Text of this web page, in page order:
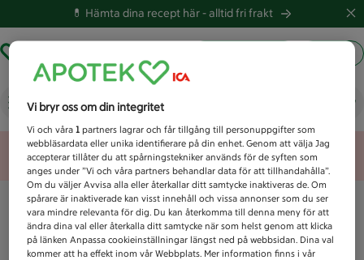
💊 Hämta dina recept här -alltid fri frakt
Vad letar du efter idag?
Unknown error
Vi bryr oss om din integritet
Vi och våra1 partners lagrar och får tillgång till personuppgifter som
webbläsardata eller unika identifierare på din enhet. Genom att välja Jag
accepterar tillåter du att spårningstekniker används för de syften som
anges under ”Vi och våra partners behandlar data för att tillhandahålla”.
Om du väljer Avvisa alla eller återkallar ditt samtycke inaktiveras de. Om
spårare är inaktiverade kan visst innehåll och vissa annonser som du ser
vara mindre relevanta för dig. Du kan återkomma till denna meny för att
ändra dina val eller återkalla ditt samtycke när som helst genom att klicka
på länken Anpassa cookieinställningar längst ned på webbsidan. Dina val
kommer att ha effekt inom vår Webbplats. Mer information finns i vår